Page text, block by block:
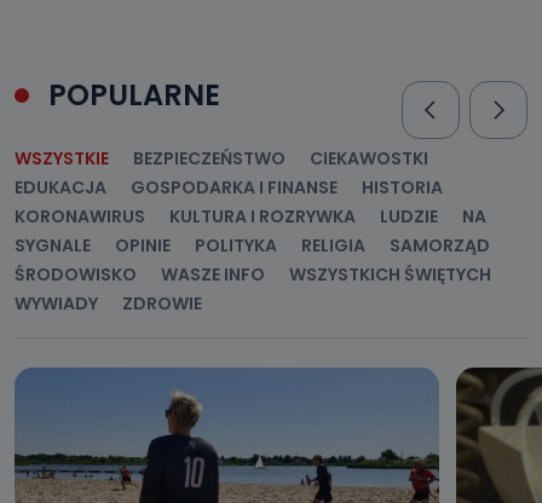
POPULARNE
WSZYSTKIE BEZPIECZEŃSTWO
CIEKAWOSTKI
EDUKACJA
GOSPODARKA I FINANSE
HISTORIA
KORONAWIRUS
KULTURA I ROZRYWKA LUDZIE
NA
SYGNALE
OPINIE POLITYKA RELIGIA
SAMORZĄD
ŚRODOWISKO
WASZE INFO
WSZYSTKICH ŚWIĘTYCH
WYWIADY
ZDROWIE